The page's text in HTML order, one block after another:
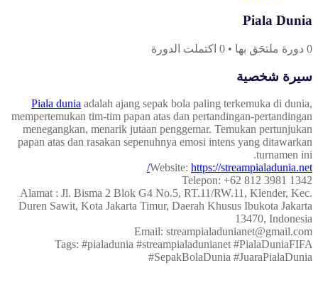
Piala Dunia
0 دورة ملتحَق بها •
0 اكتملت الدورة
سيرة شخصية
Piala dunia adalah ajang sepak bola paling terkemuka di dunia,
mempertemukan tim-tim papan atas dan pertandingan-pertandingan
menegangkan, menarik jutaan penggemar. Temukan pertunjukan
papan atas dan rasakan sepenuhnya emosi intens yang ditawarkan
turnamen ini.
Website: https://streampialadunia.net/
Telepon: +62 812 3981 1342
Alamat : Jl. Bisma 2 Blok G4 No.5, RT.11/RW.11, Klender, Kec.
Duren Sawit, Kota Jakarta Timur, Daerah Khusus Ibukota Jakarta
13470, Indonesia
Email: streampialadunianet@gmail.com
Tags: #pialadunia #streampialadunianet #PialaDuniaFIFA
#SepakBolaDunia #JuaraPialaDunia